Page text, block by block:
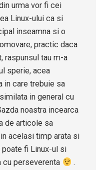
urma vor fi cei
Linux-ului ca si
inseamna si o
practic daca
raspunsul tau m-a
sperie, acea
in care trebuie sa
in general cu
noastra incearca
de articole sa
acelasi timp arata si
fi Linux-ul si
cu perseverenta
.